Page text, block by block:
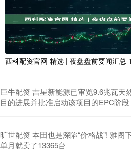
西科配资官网 精选 | 夜盘盘前要闻汇总
巨牛配资 吉星新能源已审览9.6兆瓦天
目的进展并批准启动该项目的EPC阶段
旷世配资 本田也是深陷“价格战”! 雅阁
单月就卖了13365台